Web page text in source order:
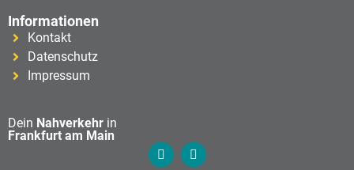
Informationen
Kontakt
Datenschutz
Impressum
Dein Nahverkehr in
Frankfurt am Main